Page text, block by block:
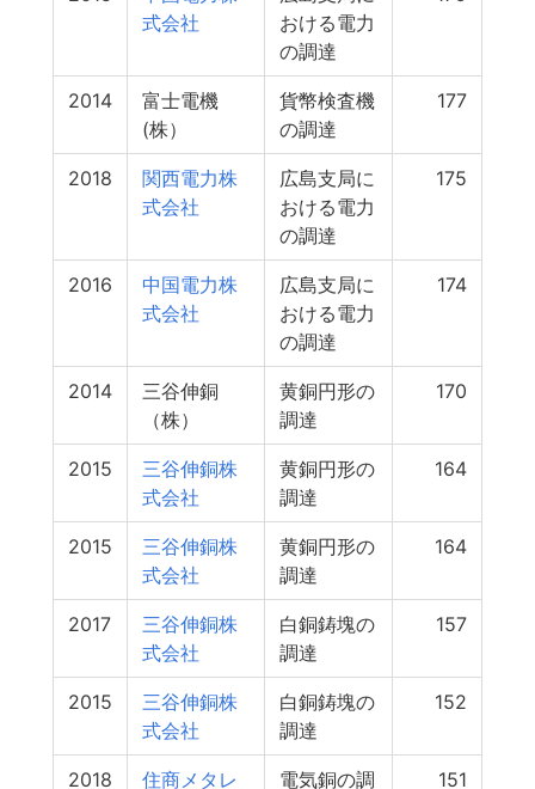
式会社
おける電力
の調達
2014
富士電機
(株）
貨幣検査機
の調達
177
2018
関西電力株
式会社
広島支局に
おける電力
の調達
175
2016
中国電力株
式会社
広島支局に
おける電力
の調達
174
2014
三谷伸銅
（株）
黄銅円形の
調達
170
2015
三谷伸銅株
式会社
黄銅円形の
調達
164
2015
三谷伸銅株
式会社
黄銅円形の
調達
164
2017
三谷伸銅株
式会社
白銅鋳塊の
調達
157
2015
三谷伸銅株
式会社
白銅鋳塊の
調達
152
2018
住商メタレ
電気銅の調
151